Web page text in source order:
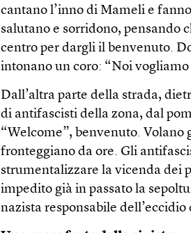
cantano l’inno di Mameli e
salutano e sorridono, pensando
centro per dargli il benvenuto.
intonano un coro: “Noi vogliamo
Dall’altra parte della strada,
di antifascisti della zona, dal
“Welcome”, benvenuto. Volano
fronteggiano da ore. Gli
strumentalizzare la vicenda dei
impedito già in passato la
nazista responsabile